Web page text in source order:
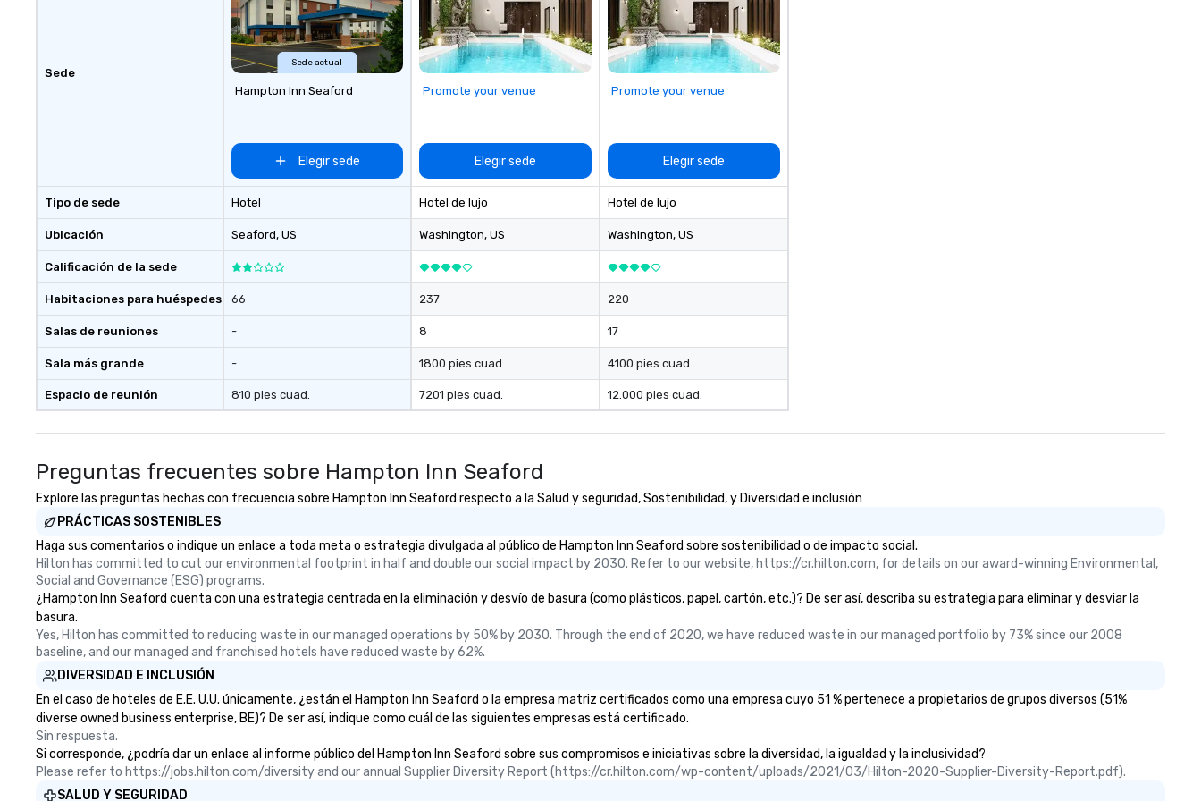
ups, Major League sports teams,
World-Series Champions, A-List
celebrities, and private groups
across the country break down
walls, get to know each other, and
mind blowing experience for your
Sede
Tipo de sede
Ubicación
Calificación de la sede
Habitaciones para huéspedes
Salas de reuniones
Sala más grande
Espacio de reunión
Sede actual
Hampton Inn Seaford
Elegir sede
Hotel
Seaford, US
66
-
-
810 pies cuad.
Promote your venue
Elegir sede
Hotel de lujo
Washington, US
237
8
1800 pies cuad.
7201 pies cuad.
Promote your venue
Elegir sede
Hotel de lujo
Washington, US
220
17
4100 pies cuad.
12.000 pies cuad.
Preguntas frecuentes sobre Hampton Inn Seaford
Explore las preguntas hechas con frecuencia sobre Hampton Inn Seaford respecto a la Salud y seguridad, Sostenibilidad, y Diversidad e inclusión
PRÁCTICAS SOSTENIBLES
Haga sus comentarios o indique un enlace a toda meta o estrategia divulgada al público de Hampton Inn Seaford sobre sostenibilidad o de impacto social.
Hilton has committed to cut our environmental footprint in half and double our social impact by 2030. Refer to our website, https://cr.hilton.com, for details on our award-winning Environmental,
Social and Governance (ESG) programs.
¿Hampton Inn Seaford cuenta con una estrategia centrada en la eliminación y desvío de basura (como plásticos, papel, cartón, etc.)? De ser así, describa su estrategia para eliminar y desviar la
basura.
Yes, Hilton has committed to reducing waste in our managed operations by 50% by 2030. Through the end of 2020, we have reduced waste in our managed portfolio by 73% since our 2008
baseline, and our managed and franchised hotels have reduced waste by 62%.
DIVERSIDAD E INCLUSIÓN
En el caso de hoteles de E.E. U.U. únicamente, ¿están el Hampton Inn Seaford o la empresa matriz certificados como una empresa cuyo 51 % pertenece a propietarios de grupos diversos (51%
diverse owned business enterprise, BE)? De ser así, indique como cuál de las siguientes empresas está certificado.
Sin respuesta.
Si corresponde, ¿podría dar un enlace al informe público del Hampton Inn Seaford sobre sus compromisos e iniciativas sobre la diversidad, la igualdad y la inclusividad?
Please refer to https://jobs.hilton.com/diversity and our annual Supplier Diversity Report (https://cr.hilton.com/wp-content/uploads/2021/03/Hilton-2020-Supplier-Diversity-Report.pdf).
SALUD Y SEGURIDAD